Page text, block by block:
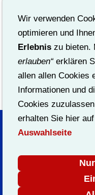
Schulstr. 13b
31707 Heeßen
E-Mail:
Tel. 0162/ 2085538
ImpressumDSGVO
Samtgemeinde -
Mail:
Wir verwenden
optimieren und
Erlebnis zu bieten.
erlauben“erklären
allen allen Cookies
Informationen und
Cookies
erhalten Sie hier
Auswahlseite